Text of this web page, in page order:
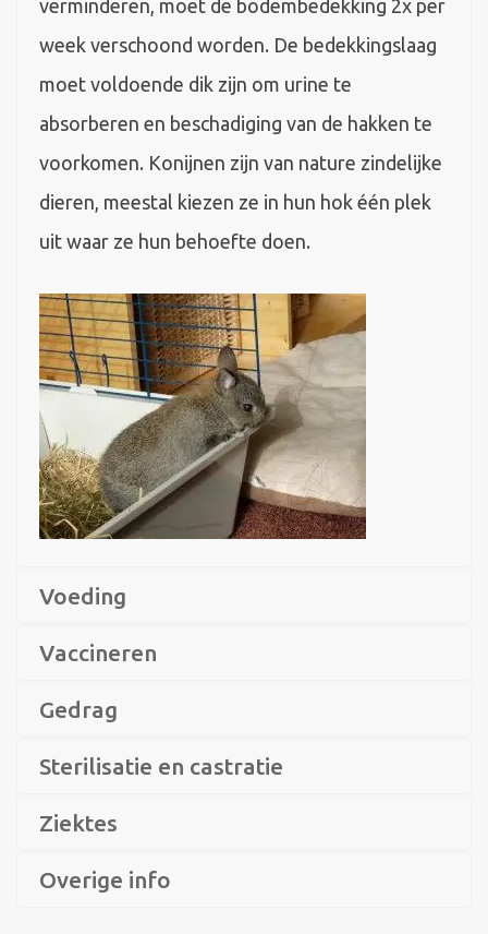
verminderen, moet de bodembedekking 2x per
week verschoond worden. De bedekkingslaag
moet voldoende dik zijn om urine te
absorberen en beschadiging van de hakken te
voorkomen. Konijnen zijn van nature zindelijke
dieren, meestal kiezen ze in hun hok één plek
uit waar ze hun behoefte doen.
Voeding
Vaccineren
Gedrag
Sterilisatie en castratie
Ziektes
Overige info